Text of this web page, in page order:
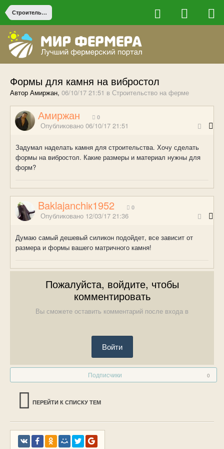
Строительство на ферме
Формы для камня на вибростол
Автор Амиржан, 06/10/17 21:51 в Строительство на ферме
Амиржан 0
Опубликовано 06/10/17 21:51
Задумал наделать камня для строительства. Хочу сделать
формы на вибростол. Какие размеры и материал нужны для
форм?
Baklajanсhiк1952 0
Опубликовано 12/03/17 21:36
Думаю самый дешевый силикон подойдет, все зависит от
размера и формы вашего матричного камня!
Пожалуйста, войдите, чтобы
комментировать
Вы сможете оставить комментарий после входа в
Войти
Подписчики 0
ПЕРЕЙТИ К СПИСКУ ТЕМ